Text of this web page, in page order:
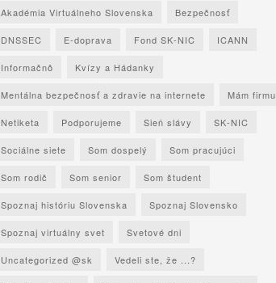
Akadémia Virtuálneho Slovenska Bezpečnosť
DNSSEC E-doprava Fond SK-NIC ICANN
Informačnô Kvízy a Hádanky
Mentálna bezpečnosť a zdravie na internete Mám firmu
Netiketa Podporujeme Sieň slávy SK-NIC
Sociálne siete Som dospelý Som pracujúci
Som rodič Som senior Som študent
Spoznaj históriu Slovenska Spoznaj Slovensko
Spoznaj virtuálny svet Svetové dni
Uncategorized @sk Vedeli ste, že ...?